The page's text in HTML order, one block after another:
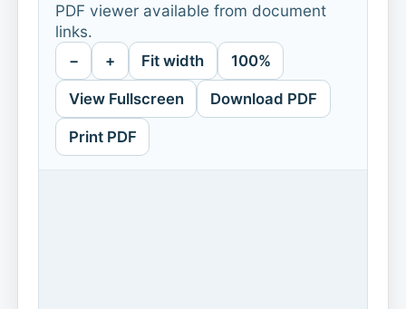
PDF viewer available from document
links.
− + Fit width 100%
View Fullscreen Download PDF
Print PDF